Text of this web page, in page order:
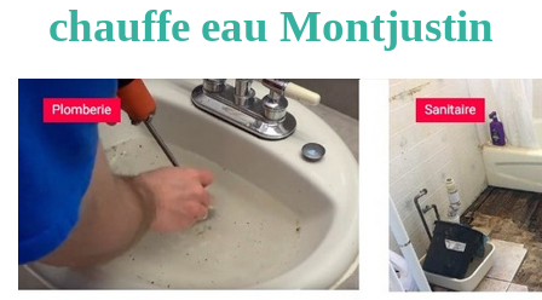
chauffe eau Montjustin